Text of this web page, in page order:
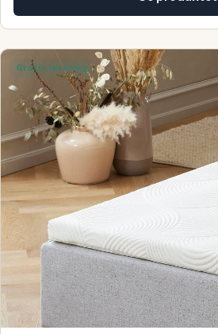
Gratis levering